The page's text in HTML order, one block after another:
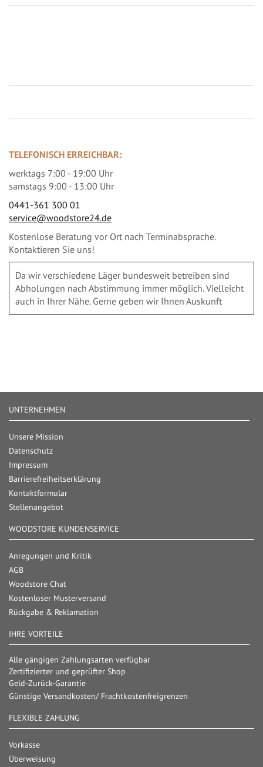
TELEFONISCH ERREICHBAR:
werktags 7:00 - 19:00 Uhr
samstags 9:00 - 13:00 Uhr
0441-361 300 01
service@woodstore24.de
Kostenlose Beratung vor Ort nach Terminabsprache.
Kontaktieren Sie uns!
Da wir verschiedene Läger bundesweit betreiben sind
Abholungen nach Abstimmung immer möglich. Vielleicht
auch in Ihrer Nähe. Gerne geben wir Ihnen Auskunft
UNTERNEHMEN
Unsere Mission
Datenschutz
Impressum
Barrierefreiheitserklärung
Kontaktformular
Stellenangebot
WOODSTORE KUNDENSERVICE
Anregungen und Kritik
AGB
Woodstore Chat
Kostenloser Musterversand
Rückgabe & Reklamation
IHRE VORTEILE
Alle gängigen Zahlungsarten verfügbar
Zertifizierter und geprüfter Shop
Geld-Zurück-Garantie
Günstige Versandkosten/ Frachtkostenfreigrenzen
FLEXIBLE ZAHLUNG
Vorkasse
Überweisung